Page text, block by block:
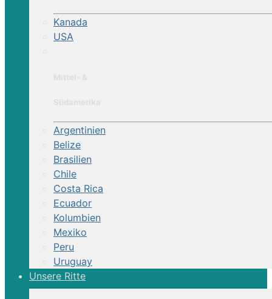
Kanada
USA
Argentinien
Belize
Brasilien
Chile
Costa Rica
Ecuador
Kolumbien
Mexiko
Peru
Uruguay
Unsere Ritte